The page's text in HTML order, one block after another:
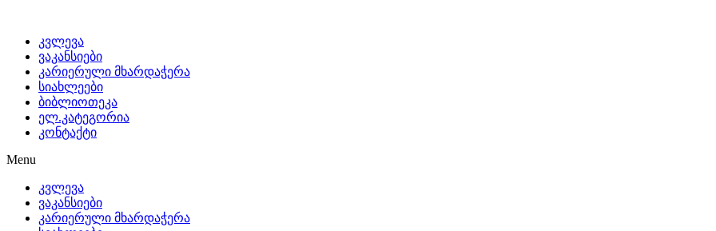
კვლევა
ვაკანსიები
კარიერული მხარდაჭერა
სიახლეები
ბიბლიოთეკა
ელ.კატეგორია
კონტაქტი
Menu
კვლევა
ვაკანსიები
კარიერული მხარდაჭერა